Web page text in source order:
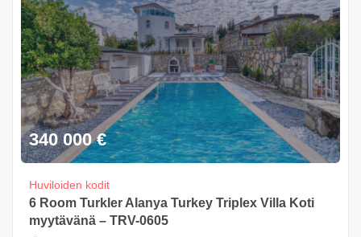
340 000 €
Huviloiden kodit
6 Room Turkler Alanya Turkey Triplex Villa Koti
myytävänä – TRV-0605